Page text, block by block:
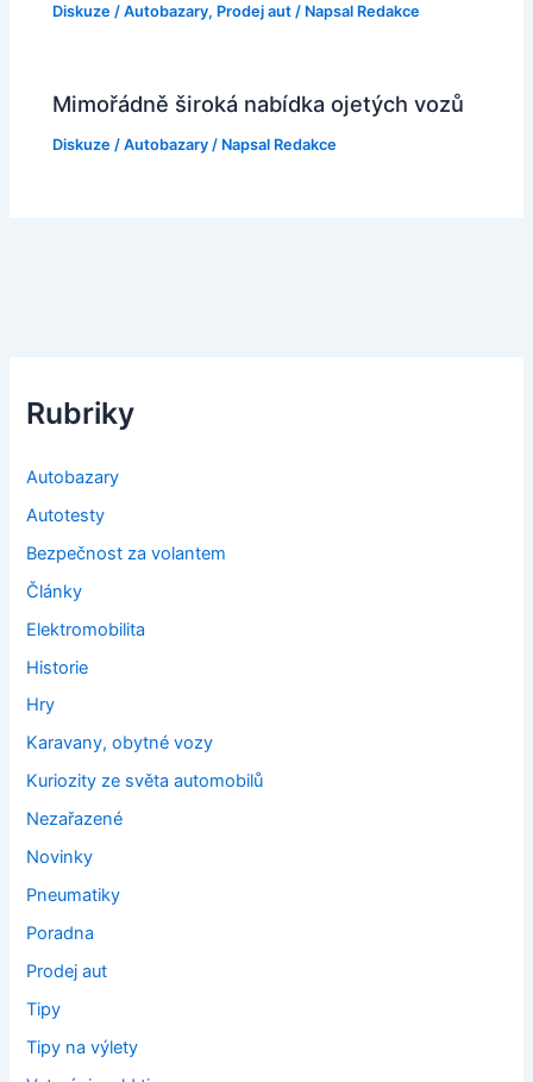
Diskuze /Autobazary, Prodej aut / Napsal Redakce
Mimořádně široká nabídka ojetých vozů
Diskuze /Autobazary / Napsal Redakce
Rubriky
Autobazary
Autotesty
Bezpečnost za volantem
Články
Elektromobilita
Historie
Hry
Karavany, obytné vozy
Kuriozity ze světa automobilů
Nezařazené
Novinky
Pneumatiky
Poradna
Prodej aut
Tipy
Tipy na výlety